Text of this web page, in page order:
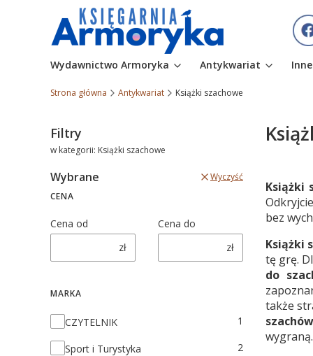
Wydawnictwo Armoryka Antykwariat
Strona główna Antykwariat Książki szachowe
Filtry
w kategorii: Książki szachowe
Wybrane
Wyczyść
CENA
Cena od
zł
Cena do
zł
MARKA
Marka
CZYTELNIK 1
Sport i Turystyka 2
Książki
bez
Książki
tę grę.
do
także
szachów
wygraną.